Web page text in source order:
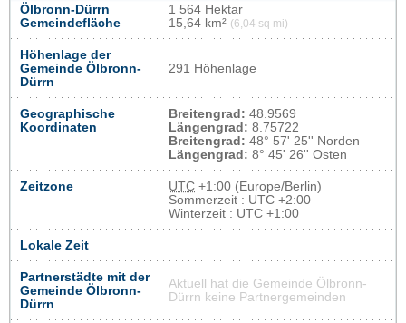
Ölbronn-Dürrn
Gemeindefläche
1 564 Hektar
15,64 km² (6,04 sq mi)
Höhenlage der
Gemeinde Ölbronn-
Dürrn
291 Höhenlage
Geographische
Koordinaten
Breitengrad: 48.9569
Längengrad: 8.75722
Breitengrad: 48° 57' 25'' Norden
Längengrad: 8° 45' 26'' Osten
Zeitzone UTC +1:00 (Europe/Berlin)
Sommerzeit : UTC +2:00
Winterzeit : UTC +1:00
Lokale Zeit
Partnerstädte mit der
Gemeinde Ölbronn-
Dürrn
Aktuell hat die Gemeinde Ölbronn-
Dürrn keine Partnergemeinden